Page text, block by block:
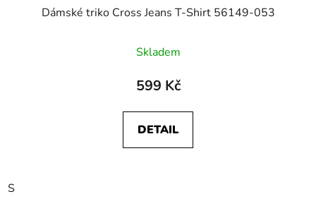
Dámské triko Cross Jeans T-Shirt 56149-053
Skladem
599 Kč
DETAIL
S